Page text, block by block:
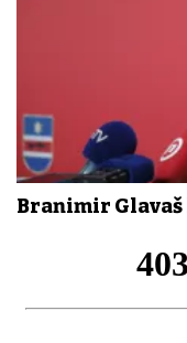
Branimir Glavaš